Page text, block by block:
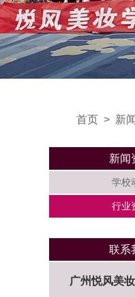
首页 > 新
新闻
学校
行业
联系
广州悦风美